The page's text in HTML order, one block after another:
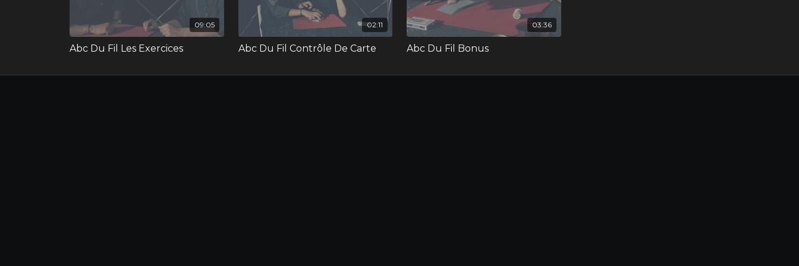
09:05
Abc Du Fil Les Exercices
02:11
Abc Du Fil Contrôle De Carte
03:36
Abc Du Fil Bonus